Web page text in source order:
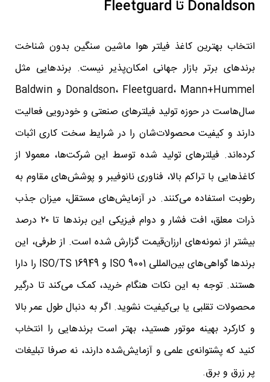
Donaldson تا Fleetguard
انتخاب بهترین کاغذ فیلتر هوا ماشین سنگین بدون شناخت
برندهای برتر بازار جهانی امکان‌پذیر نیست. برندهایی مثل
Donaldson، Fleetguard، Mann+Hummel و Baldwin
سال‌هاست در حوزه تولید فیلترهای صنعتی و خودرویی فعالیت
دارند و کیفیت محصولات‌شان را در شرایط سخت کاری اثبات
کرده‌اند. فیلترهای تولید شده توسط این شرکت‌ها، معمولا از
کاغذهایی با تراکم بالا، فناوری نانوفیبر و پوشش‌های مقاوم به
رطوبت استفاده می‌کنند. در آزمایش‌های مستقل، میزان جذب
ذرات معلق، افت فشار و دوام فیزیکی این برندها تا ۲۰ درصد
بیشتر از نمونه‌های ارزان‌قیمت گزارش شده است. از طرفی، این
برندها گواهی‌های بین‌المللی ISO 9001 و ISO/TS 16949 را دارا
هستند. توجه به این نکات هنگام خرید، کمک می‌کند تا درگیر
محصولات تقلبی یا بی‌کیفیت نشوید. اگر به دنبال طول عمر بالا
و کارکرد بهینه موتور هستید، بهتر است برندهایی را انتخاب
کنید که پشتوانه‌ی علمی و آزمایش‌شده دارند، نه صرفا تبلیغات
پر زرق و برق.